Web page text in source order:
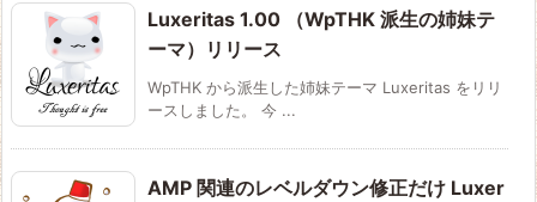
Luxeritas 1.00 （WpTHK 派生の姉妹テ
ーマ）リリース
WpTHK から派生した姉妹テーマ Luxeritas をリリ
ースしました。 今 ...
AMP 関連のレベルダウン修正だけ Luxer